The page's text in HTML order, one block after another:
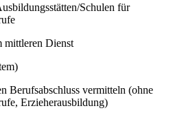
Schulen für
mittleren Dienst
Berufsabschluss vermitteln (ohne
Erzieherausbildung)